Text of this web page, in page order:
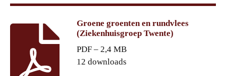
Groene groenten en rundvlees
(Ziekenhuisgroep Twente)
PDF – 2,4 MB
12 downloads